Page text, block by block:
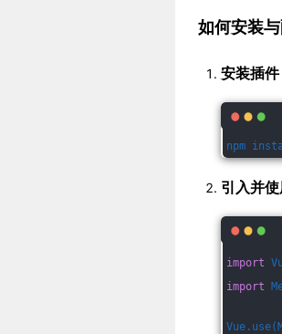
如何安装
安装插件
npm
引入并
import
import